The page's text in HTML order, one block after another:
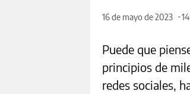
16 de mayo de 2023
Puede que
principios de
redes sociales,